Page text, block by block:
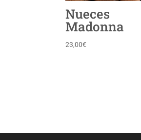
Nueces
Madonna
23,00€